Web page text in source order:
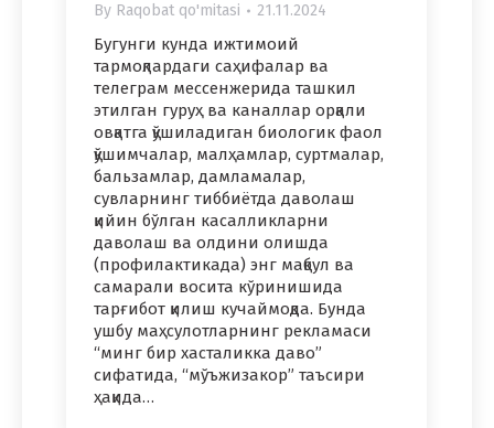
By Raqobat qo'mitasi 21.11.2024
Бугунги кунда ижтимоий
тармоқлардаги саҳифалар ва
телеграм мессенжерида ташкил
этилган гуруҳ ва каналлар орқали
овқатга қўшиладиган биологик фаол
қўшимчалар, малҳамлар, суртмалар,
бальзамлар, дамламалар,
сувларнинг тиббиётда даволаш
қийин бўлган касалликларни
даволаш ва олдини олишда
(профилактикада) энг мақбул ва
самарали восита кўринишида
тарғибот қилиш кучаймоқда. Бунда
ушбу маҳсулотларнинг рекламаси
“минг бир хасталикка даво”
сифатида, “мўъжизакор” таъсири
ҳақида…